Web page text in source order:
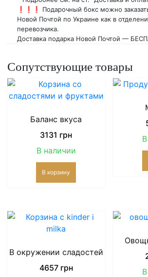
❗❗❗ Подарочный бокс можно
Новой Почтой по Украине как в
перевозчика.
Доставка подарка Новой Почтой —
Сопутствующие товары
Баланс вкуса
3131 грн
В наличии
В корзину
В окружении сладостей
4657грн